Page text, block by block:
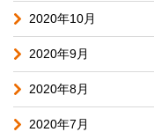
2020年10月
2020年9月
2020年8月
2020年7月